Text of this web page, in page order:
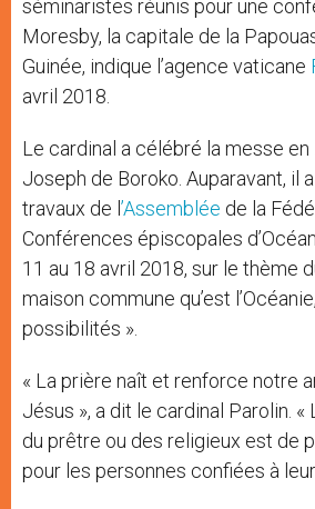
séminaristes réunis pour une
Moresby, la capitale de la
Guinée, indique l’agence vaticane
avril 2018.
Le cardinal a célébré la messe en
Joseph de Boroko. Auparavant, il
travaux de l’Assemblée de la
Conférences épiscopales
11 au 18 avril 2018, sur le thème
maison commune qu’est
possibilités ».
« La prière naît et renforce notre
Jésus », a dit le cardinal Parolin.
du prêtre ou des religieux est de
pour les personnes confiées à